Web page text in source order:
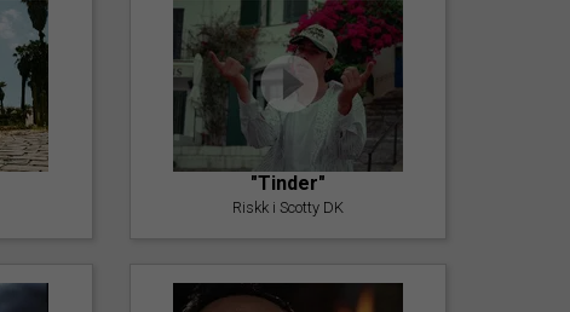
"Tinder"
Riskk i Scotty DK